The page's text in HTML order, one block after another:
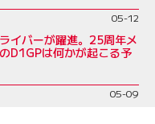
05-12
イバーが躍進。25周年メ
D1GPは何かが起こる予
05-09